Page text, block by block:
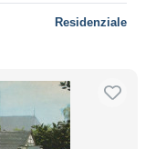
Residenziale